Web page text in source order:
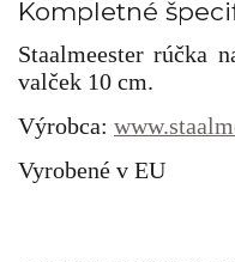
Kompletné
Staalmeester rúčka
valček 10 cm.
Výrobca:
Vyrobené v EU